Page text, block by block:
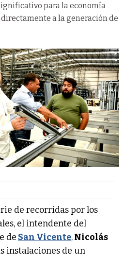
para la economía
a la generación de
de recorridas por los
el intendente del
de San Vicente,Nicolás
instalaciones de un